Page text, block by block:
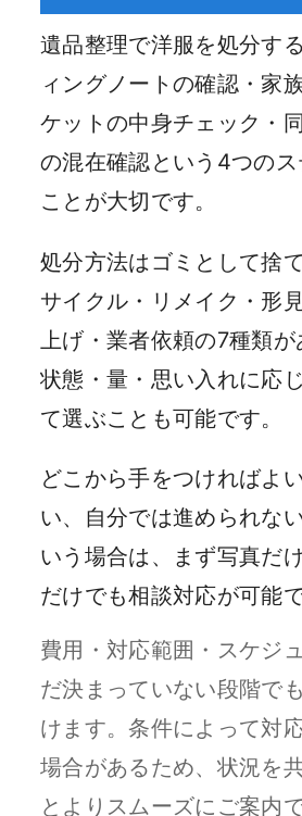
遺品整理で洋服を処分す
ィングノートの確認・家
ケットの中身チェック・
の混在確認という4つの
ことが大切です。
処分方法はゴミとして捨
サイクル・リメイク・形
上げ・業者依頼の7種類
状態・量・思い入れに応
て選ぶことも可能です。
どこから手をつければよ
い、自分では進められな
いう場合は、まず写真だ
だけでも相談対応が可能で
費用・対応範囲・スケジ
だ決まっていない段階で
けます。条件によって対
場合があるため、状況を
とよりスムーズにご案内